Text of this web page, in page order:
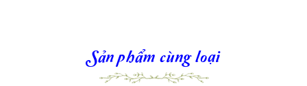
Sản phẩm cùng loại